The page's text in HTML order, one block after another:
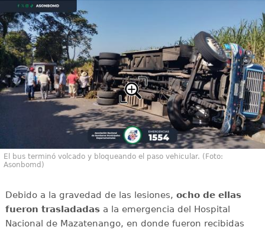
El bus terminó volcado y bloqueando el paso vehicular. (Foto:
Asonbomd)
Debido a la gravedad de las lesiones, ocho de ellas
fueron trasladadasa la emergencia del Hospital
Nacional de Mazatenango, en donde fueron recibidas